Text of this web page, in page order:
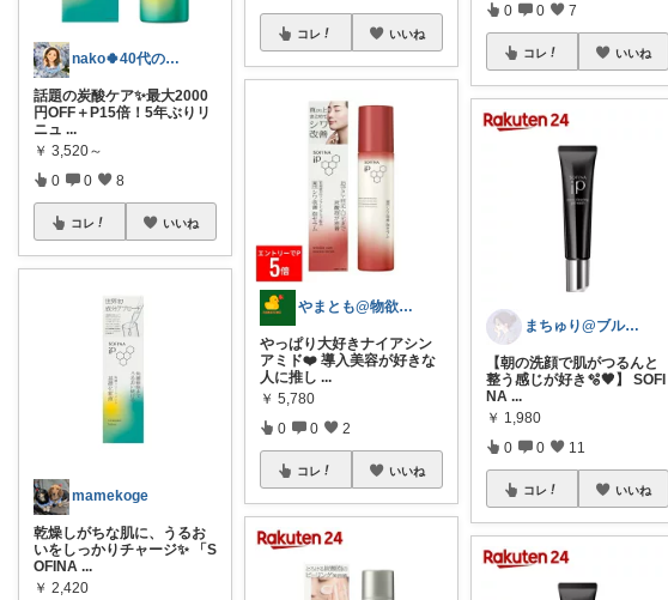
nako🍀40代の極上エイジングケア
話題の炭酸ケア✨最大2000
円OFF＋P15倍！5年ぶりリ
ニュ ...
￥ 3,520～
0 0 8
コレ いいね
mamekoge
乾燥しがちな肌に、うるお
いをしっかりチャージ✨ 「S
OFINA ...
￥ 2,420
コレ いいね
やまとも@物欲をRoomで昇華させる民
やっぱり大好きナイアシン
アミド❤️ 導入美容が好きな
人に推し ...
￥ 5,780
0 0 2
コレ いいね
0 0 7
コレ いいね
まちゅり@ブルベ夏｜低身長元美容部員
【朝の洗顔で肌がつるんと
整う感じが好き🫧🖤】 SOFI
NA...
￥ 1,980
0 0 11
コレ いいね